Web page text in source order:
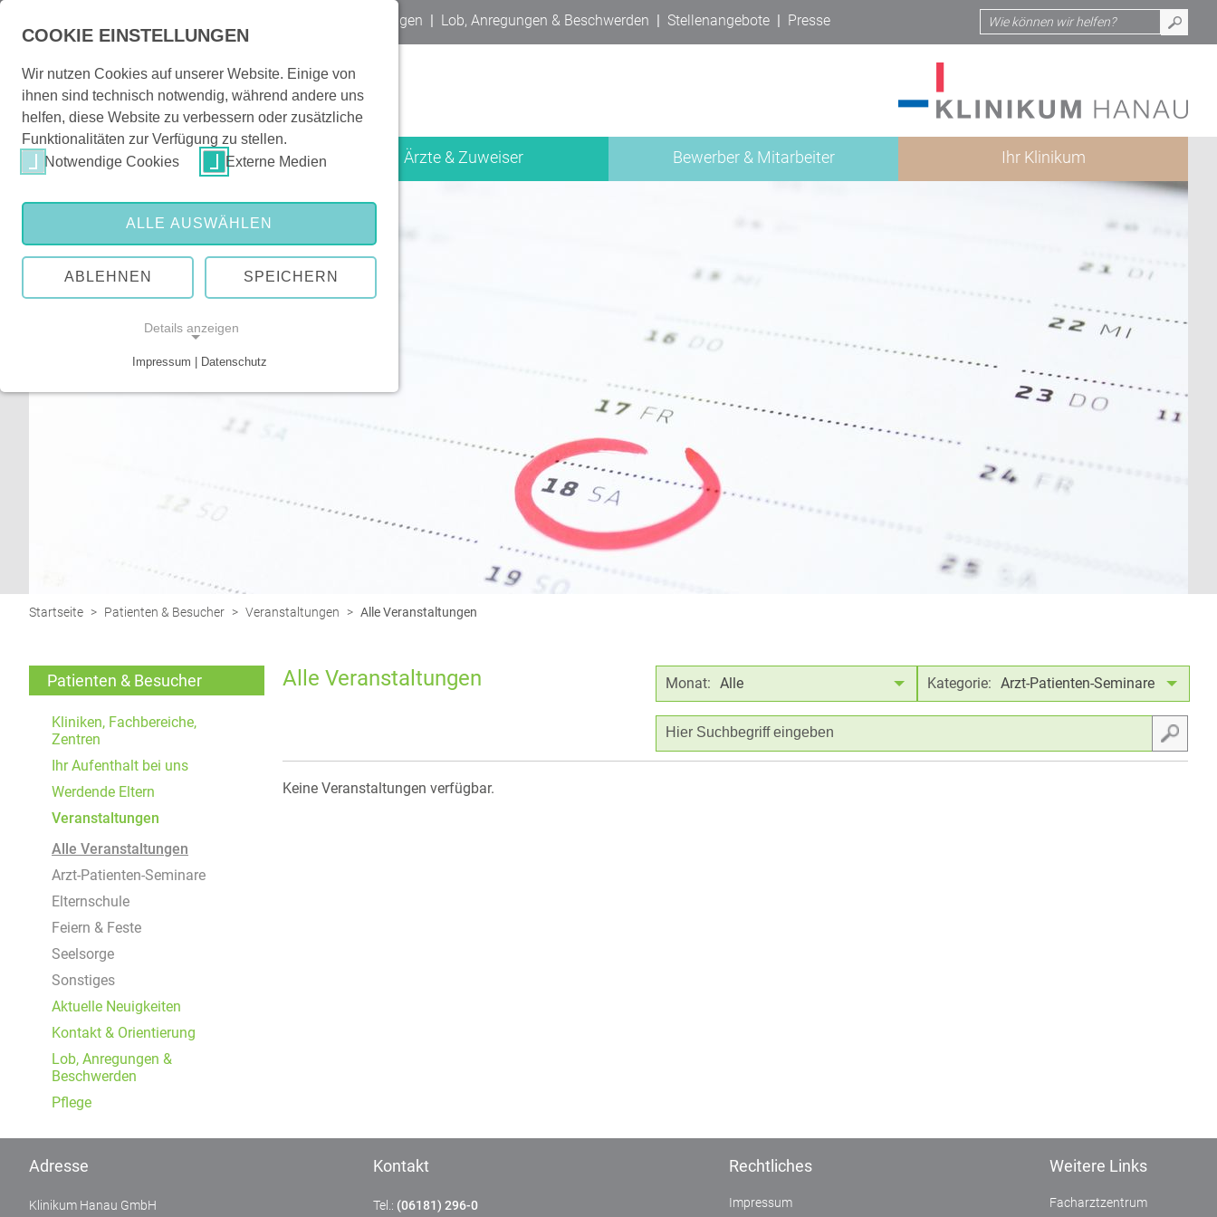
Veranstaltungen | Lob, Anregungen & Beschwerden | Stellenangebote | Presse
Patienten & Besucher Ärzte & Zuweiser Bewerber & Mitarbeiter Ihr Klinikum
Startseite > Patienten & Besucher > Veranstaltungen > Alle Veranstaltungen
Patienten & Besucher
Kliniken, Fachbereiche,
Zentren
Ihr Aufenthalt bei uns
Werdende Eltern
Veranstaltungen
Alle Veranstaltungen
Arzt-Patienten-Seminare
Elternschule
Feiern & Feste
Seelsorge
Sonstiges
Aktuelle Neuigkeiten
Kontakt & Orientierung
Lob, Anregungen &
Beschwerden
Pflege
Alle Veranstaltungen Monat: Alle Kategorie: Arzt-Patienten-Seminare
Keine Veranstaltungen verfügbar.
Adresse
Klinikum Hanau GmbH
Kontakt
Tel.: (06181) 296-0
Rechtliches
Impressum
Weitere Links
Facharztzentrum
COOKIE EINSTELLUNGEN
Wir nutzen Cookies auf unserer Website. Einige von
ihnen sind technisch notwendig, während andere uns
helfen, diese Website zu verbessern oder zusätzliche
Funktionalitäten zur Verfügung zu stellen.
Notwendige Cookies
Externe Medien
ALLE AUSWÄHLEN
ABLEHNEN SPEICHERN
Details anzeigen
ausgewählten Einverständnis-
Cookie
Laufzeit:
EXTERNE MEDIEN
Um Inhalte von Videoplattformen und Social Media
diesen externen Medien Cookies gesetzt.
YouTube
Vimeo
Impressum | Datenschutz